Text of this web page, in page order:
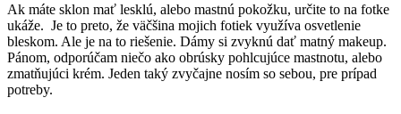
Ak máte sklon mať lesklú, alebo mastnú pokožku, určite to na fotke
ukáže. Je to preto, že väčšina mojich fotiek využíva osvetlenie
bleskom. Ale je na to riešenie. Dámy si zvyknú dať matný makeup.
Pánom, odporúčam niečo ako obrúsky pohlcujúce mastnotu, alebo
zmatňujúci krém. Jeden taký zvyčajne nosím so sebou, pre prípad
potreby.